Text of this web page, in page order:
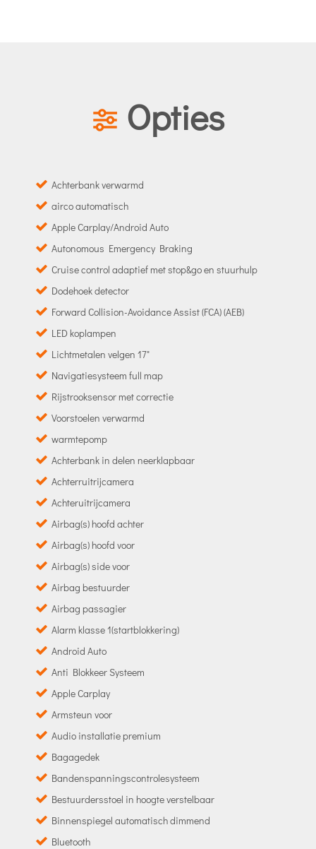
Opties
Achterbank verwarmd
airco automatisch
Apple Carplay/Android Auto
Autonomous Emergency Braking
Cruise control adaptief met stop&go en stuurhulp
Dodehoek detector
Forward Collision-Avoidance Assist (FCA) (AEB)
LED koplampen
Lichtmetalen velgen 17"
Navigatiesysteem full map
Rijstrooksensor met correctie
Voorstoelen verwarmd
warmtepomp
Achterbank in delen neerklapbaar
Achterruitrijcamera
Achteruitrijcamera
Airbag(s) hoofd achter
Airbag(s) hoofd voor
Airbag(s) side voor
Airbag bestuurder
Airbag passagier
Alarm klasse 1(startblokkering)
Android Auto
Anti Blokkeer Systeem
Apple Carplay
Armsteun voor
Audio installatie premium
Bagagedek
Bandenspanningscontrolesysteem
Bestuurdersstoel in hoogte verstelbaar
Binnenspiegel automatisch dimmend
Bluetooth